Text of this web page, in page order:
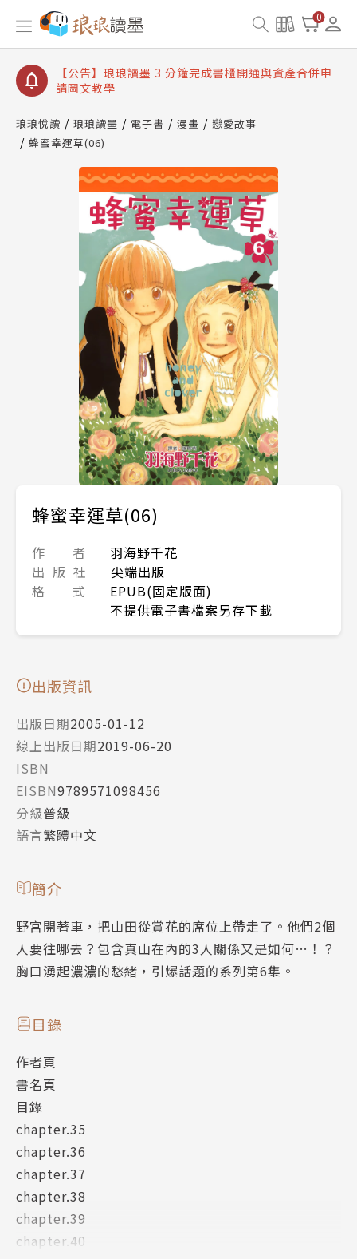
0
【公告】琅琅讀墨數位閱讀資產合併與書櫃開通申請
【公告】琅琅讀墨書櫃開通常見問題
【公告】琅琅讀墨 3 分鐘完成書櫃開通與資產合併申
請圖文教學
查詢
【公告】琅琅讀墨數位閱讀資產合併與書櫃開通申請
琅琅悅讀 琅琅讀墨 電子書 漫畫
戀愛故事
蜂蜜幸運草(06)
蜂蜜幸運草(06)
作 者
羽海野千花
出 版 社
尖端出版
格 式
EPUB(固定版面)
不提供電子書檔案另存下載
出版資訊
出版日期2005-01-12
線上出版日期2019-06-20
ISBN
EISBN9789571098456
分級普級
語言繁體中文
簡介
野宮開著車，把山田從賞花的席位上帶走了。他們2個
人要往哪去？包含真山在內的3人關係又是如何…！？
胸口湧起濃濃的愁緒，引爆話題的系列第6集。
目錄
作者頁
書名頁
目錄
chapter.35
chapter.36
chapter.37
chapter.38
chapter.39
chapter.40